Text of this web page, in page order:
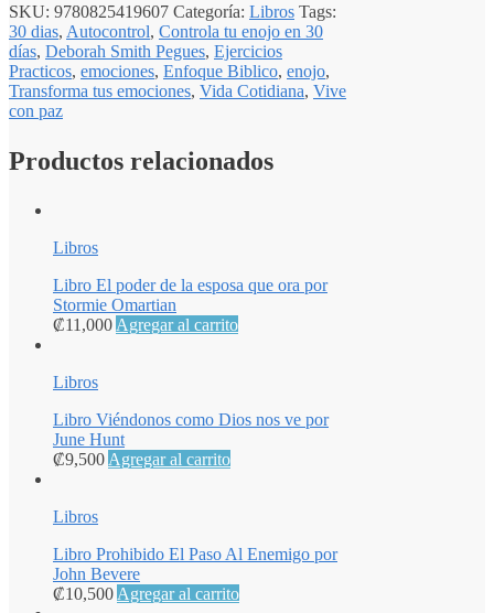
SKU: 9780825419607 Categoría: Libros Tags:
30 dias, Autocontrol, Controla tu enojo en 30
días, Deborah Smith Pegues, Ejercicios
Practicos, emociones, Enfoque Biblico, enojo,
Transforma tus emociones, Vida Cotidiana, Vive
con paz
Productos relacionados
Libros
Libro El poder de la esposa que ora por
Stormie Omartian
₡11,000Agregar al carrito
Libros
Libro Viéndonos como Dios nos ve por
June Hunt
₡9,500Agregar al carrito
Libros
Libro Prohibido El Paso Al Enemigo por
John Bevere
₡10,500Agregar al carrito